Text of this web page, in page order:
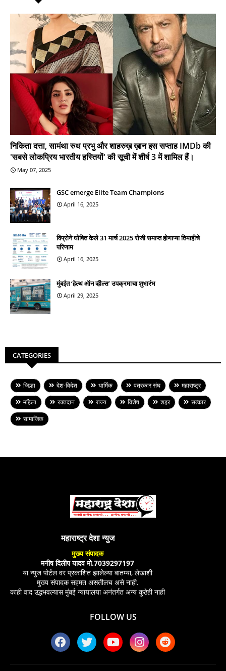
निकिता दत्ता, सामंथा रुथ प्रभु और शाहरुख़ ख़ान इस सप्ताह IMDb की
'सबसे लोकप्रिय भारतीय हस्तियों' की सूची में शीर्ष 3 में शामिल हैं।
May 07, 2025
GSC emerge Elite Team Champions
April 16, 2025
विप्रोने घोषित केले 31 मार्च 2025 रोजी समाप्त होणाऱ्या तिमाहीचे
परिणाम
April 16, 2025
मुंबईत ‘हेल्थ ऑन व्हील्स’ उपक्रमाचा शुभारंभ
April 29, 2025
CATEGORIES
जिल्हा देश-विदेश धार्मिक पत्रकार संघ
महाराष्ट्र
महिला
रक्तदान राज्य विशेष शहर
सत्कार
सामाजिक
महाराष्ट्र देशा न्युज
मुख्य संपादक
मनीष दिलीप यादव मो.7039297197
या न्युज पोर्टल वर प्रकाशित झालेल्या बातम्या, लेखाशी
मुख्य संपादक सहमत असतीलच असे नाही.
काही वाद उद्भभवल्यास मुंबई न्यायालया अनंतर्गत अन्य कुठेही नाही
FOLLOW US